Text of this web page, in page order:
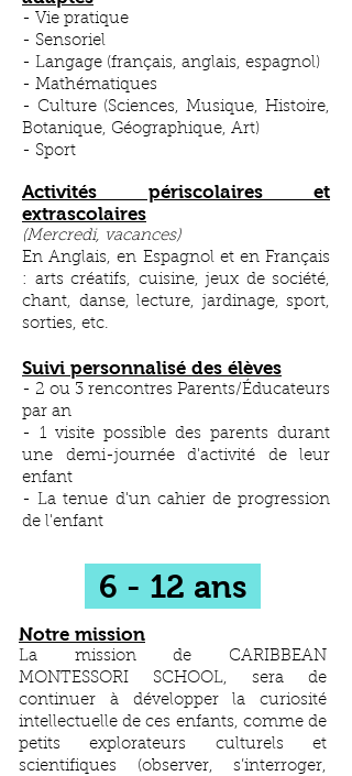
- Vie pratique
- Sensoriel
- Langage (français, anglais, espagnol)
- Mathématiques
- Culture (Sciences, Musique, Histoire,
Botanique, Géographique, Art)
- Sport
Activités périscolaires et
extrascolaires
(Mercredi, vacances)
En Anglais, en Espagnol et en Français
: arts créatifs, cuisine, jeux de société,
chant, danse, lecture, jardinage, sport,
sorties, etc.
Suivi personnalisé des élèves
- 2 ou 3 rencontres Parents/Éducateurs
par an
- 1 visite possible des parents durant
une demi-journée d'activité de leur
enfant
- La tenue d'un cahier de progression
de l'enfant
6 - 12 ans
Notre mission
La mission de CARIBBEAN
MONTESSORI SCHOOL, sera de
continuer à développer la curiosité
intellectuelle de ces enfants, comme de
petits explorateurs culturels et
scientifiques (observer, s’interroger,